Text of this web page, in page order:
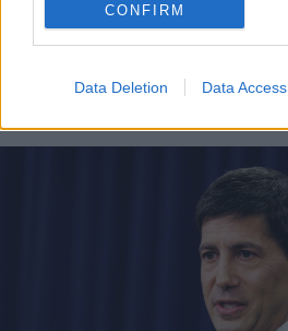
CONFIRM
Data Deletion Data Access